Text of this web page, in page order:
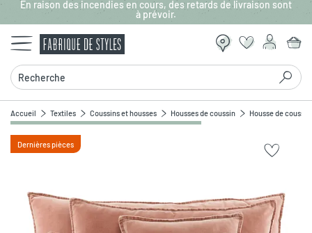
Aller au contenu principal
En raison des incendies en cours, des retards de livraison sont
à prévoir.
Recherche
Accueil Textiles Coussins et housses Housses de coussin Housse de
Dernières pièces